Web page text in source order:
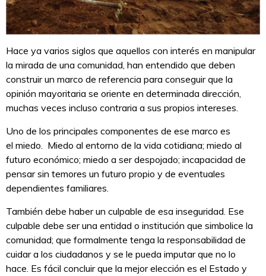
Hace ya varios siglos que aquellos con interés en manipular
la mirada de una comunidad, han entendido que deben
construir un marco de referencia para conseguir que la
opinión mayoritaria se oriente en determinada dirección,
muchas veces incluso contraria a sus propios intereses.
Uno de los principales componentes de ese marco es
el miedo. Miedo al entorno de la vida cotidiana; miedo al
futuro económico; miedo a ser despojado; incapacidad de
pensar sin temores un futuro propio y de eventuales
dependientes familiares.
También debe haber un culpable de esa inseguridad. Ese
culpable debe ser una entidad o institución que simbolice la
comunidad; que formalmente tenga la responsabilidad de
cuidar a los ciudadanos y se le pueda imputar que no lo
hace. Es fácil concluir que la mejor elección es el Estado y